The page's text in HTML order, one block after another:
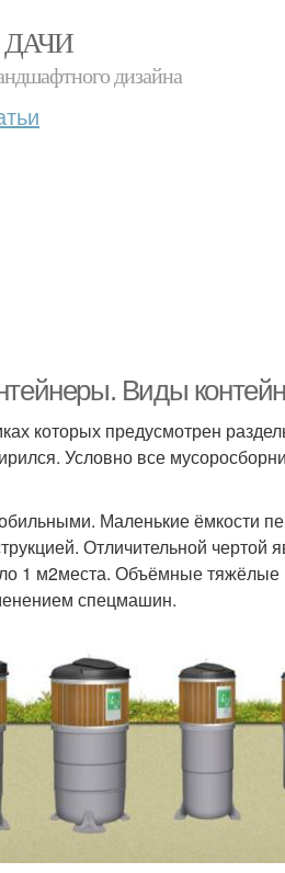
дизайна
Виды
которых предусмотрен
Условно все
Маленькие ёмкости
Отличительной
1 м2места. Объёмные
спецмашин.